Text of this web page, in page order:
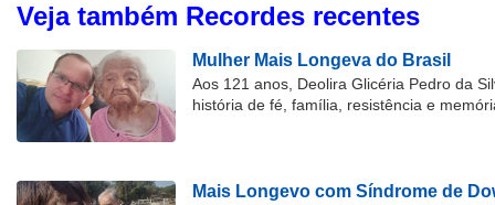
Veja também Recordes recentes
Mulher Mais Longeva do Brasil
Aos 121 anos, Deolira Glicéria Pedro da
história de fé, família, resistência e
Mais Longevo com Síndrome de